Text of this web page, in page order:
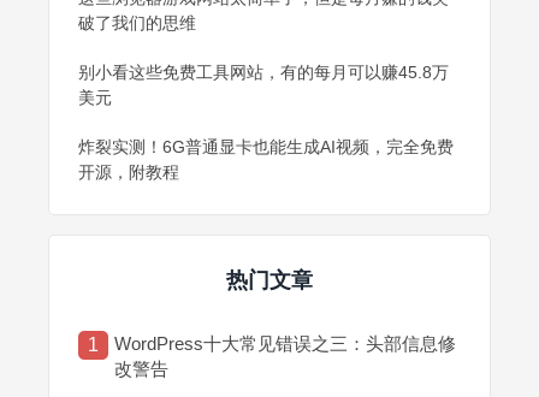
破了我们的思维
别小看这些免费工具网站，有的每月可以赚45.8万
美元
炸裂实测！6G普通显卡也能生成AI视频，完全免费
开源，附教程
热门文章
1
WordPress十大常见错误之三：头部信息修
改警告